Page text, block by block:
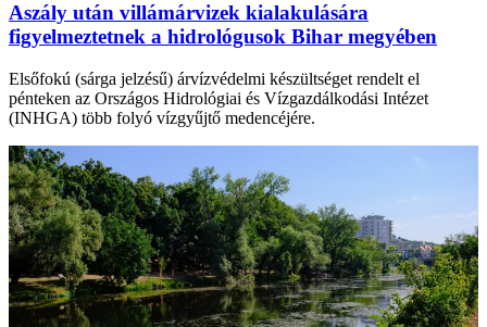
Aszály után villámárvizek kialakulására
figyelmeztetnek a hidrológusok Bihar megyében
Elsőfokú (sárga jelzésű) árvízvédelmi készültséget rendelt el
pénteken az Országos Hidrológiai és Vízgazdálkodási Intézet
(INHGA) több folyó vízgyűjtő medencéjére.